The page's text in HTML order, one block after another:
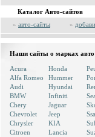
Каталог Авто-сайтов
» авто-сайты »
Наши сайты о марках
Acura
Alfa Romeo
Audi
BMW
Chery
Chevrolet
Chrysler
Citroen
Honda
Hummer
Hyundai
Infiniti
Jaguar
Jeep
KIA
Lancia